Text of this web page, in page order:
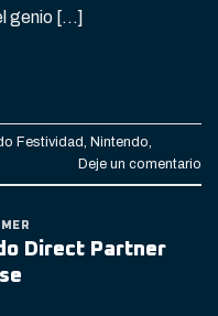
genio […]
Festividad, Nintendo,
Deje un comentario
Direct Partner